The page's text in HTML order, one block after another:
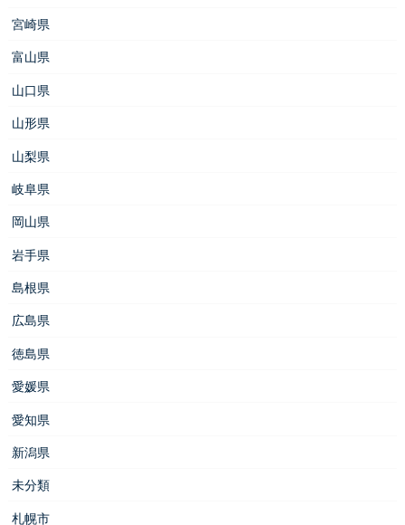
宮崎県
富山県
山口県
山形県
山梨県
岐阜県
岡山県
岩手県
島根県
広島県
徳島県
愛媛県
愛知県
新潟県
未分類
札幌市